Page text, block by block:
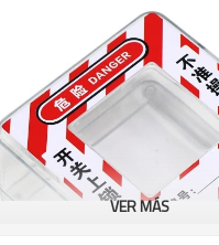
VER MÁS